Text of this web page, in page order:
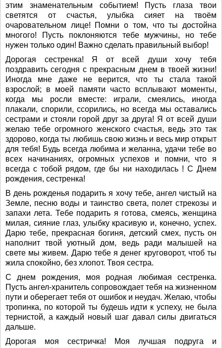
этим знаменательным событием! Пусть глаза твои
светятся от счастья, улыбка сияет на твоём
очаровательном лице! Помни о том, что ты достойна
многого! Пусть поклоняются тебе мужчины, но тебе
нужен только один! Важно сделать правильный выбор!
Дорогая сестренка! Я от всей души хочу тебя
поздравить сегодня с прекрасным днем в твоей жизни!
Иногда мне даже не верится, что ты стала такой
взрослой; в моей памяти часто всплывают моменты,
когда мы росли вместе: играли, смеялись, иногда
плакали, спорили, ссорились, но всегда мы оставались
сестрами и стояли горой друг за друга! Я от всей души
желаю тебе огромного женского счастья, ведь это так
здорово, когда ты любишь свою жизнь и весь мир открыт
для тебя! Будь всегда любима и желанна, удачи тебе во
всех начинаниях, огромных успехов и помни, что я
всегда с тобой рядом, где бы ни находилась ! С Днем
рождения, сестренка!
В день рожденья подарить я хочу тебе, ангел чистый на
Земле, песню воды и таинство света, полет стрекозы и
запахи лета. Тебе подарить я готова, смеясь, женщина
милая, сияние глаз, улыбку красивую и, конечно, успех.
Дарю тебе, прекрасная богиня, детский смех, пусть он
наполнит твой уютный дом, ведь ради малышей на
свете мы живем. Дарю тебе я денег круговорот, чтоб ты
жила спокойно, без хлопот. Твоя сестра.
С днем рождения, моя родная любимая сестренка.
Пусть ангел-хранитель сопровождает тебя на жизненном
пути и оберегает тебя от ошибок и неудач. Желаю, чтобы
тропинка, по которой ты будешь идти к успеху, не была
тернистой, а каждый новый шаг давал силы двигаться
дальше.
Дорогая моя сестричка! Моя лучшая подруга и